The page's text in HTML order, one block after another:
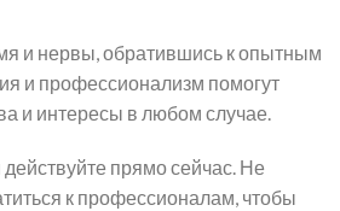
и нервы, обратившись к опытным
и профессионализм помогут
и интересы в любом случае.
прямо сейчас. Не
к профессионалам, чтобы